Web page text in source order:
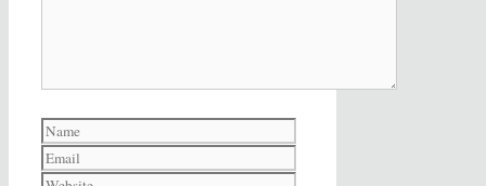
Name